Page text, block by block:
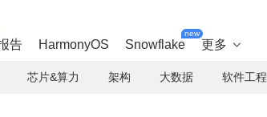
告 HarmonyOS Snowflake
new
更多 
芯片&算力 架构 大数据 软件工程